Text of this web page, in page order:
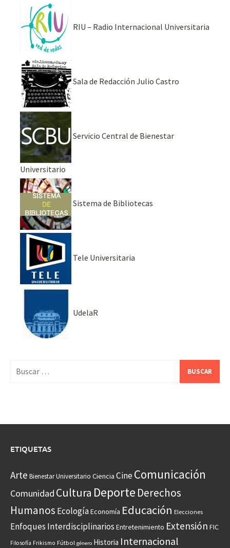
RIU – Radio Internacional Universitaria
Sala de Redacción Julio Castro
Servicio Central de Bienestar
Universitario
Sistema de Bibliotecas
Tele Universitaria
UdelaR
ETIQUETAS
Arte Bienestar Universitario Ciencia CineComunicación
Comunidad Cultura Deporte Derechos
Humanos EcologíaEconomía Educación Elecciones
Enfoques Interdisciplinarios Entretenimiento Extensión FIC
Filosofía Frikismo Fútbol género Historia Internacional